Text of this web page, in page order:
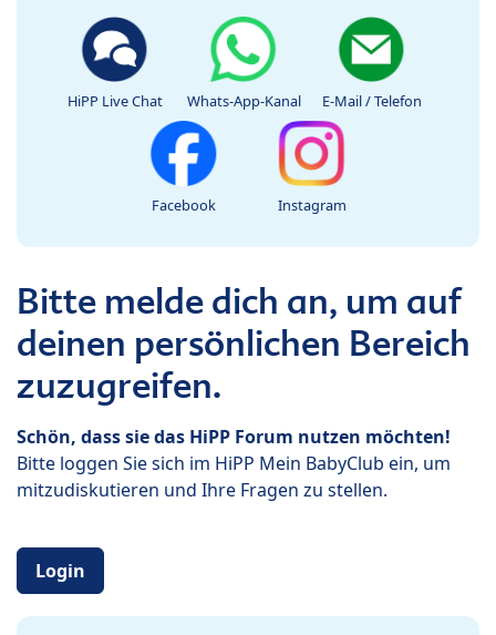
HiPP Live Chat Whats-App-Kanal E-Mail / Telefon
Facebook Instagram
Bitte melde dich an, um auf
deinen persönlichen Bereich
zuzugreifen.
Schön, dass sie das HiPP Forum nutzen möchten!
Bitte loggen Sie sich im HiPP Mein BabyClub ein, um
mitzudiskutieren und Ihre Fragen zu stellen.
Login